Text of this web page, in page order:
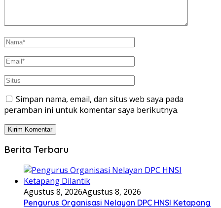
Simpan nama, email, dan situs web saya pada
peramban ini untuk komentar saya berikutnya.
Berita Terbaru
Agustus 8, 2026Agustus 8, 2026
Pengurus Organisasi Nelayan DPC HNSI Ketapang